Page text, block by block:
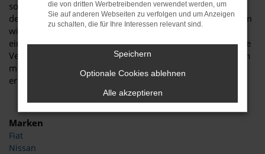
somit in der Lage, jeden VW Touran Gebrauchtwagen vor
dem Verkauf nach Düsseldorf genau zu überprüfen. Warum
wir das tun? Ganz einfach, um Ihnen einen rundum
einwandfreien Wagen „servieren“ zu können, was selbst die
Verschleißteile einschließt. Ein VW Touran Gebrauchtwagen
muss keineswegs ein Kompromiss sein, sondern ist ein
erstklassiges Fahrzeug in Topzustand.
Marken
Fiat
Nissan
die von dritten Werbetreibenden verwendet werden, um
Sie auf anderen Webseiten zu verfolgen und um Anzeigen
zu schalten, die für Ihre Interessen relevant sind.
Speichern
Optionale Cookies ablehnen
Alle akzeptieren